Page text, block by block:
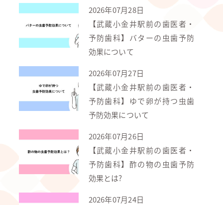
2026年07月28日
【武蔵小金井駅前の歯医者・
予防歯科】バターの虫歯予防
効果について
2026年07月27日
【武蔵小金井駅前の歯医者・
予防歯科】ゆで卵が持つ虫歯
予防効果について
2026年07月26日
【武蔵小金井駅前の歯医者・
予防歯科】酢の物の虫歯予防
効果とは?
2026年07月24日